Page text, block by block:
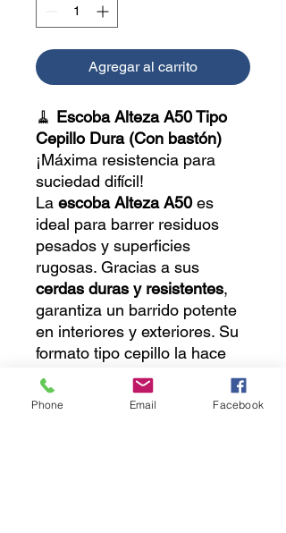
Agregar al carrito
🧹 Escoba Alteza A50 Tipo
Cepillo Dura (Con bastón)
¡Máxima resistencia para
suciedad difícil!
La escoba Alteza A50 es
ideal para barrer residuos
pesados y superficies
rugosas. Gracias a sus
cerdas duras y resistentes,
garantiza un barrido potente
en interiores y exteriores. Su
formato tipo cepillo la hace
práctica y eficaz en cada uso.
Incluye bastón.
Phone Email Facebook